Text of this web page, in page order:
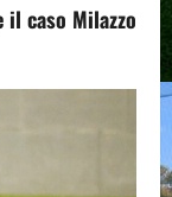
il caso Milazzo